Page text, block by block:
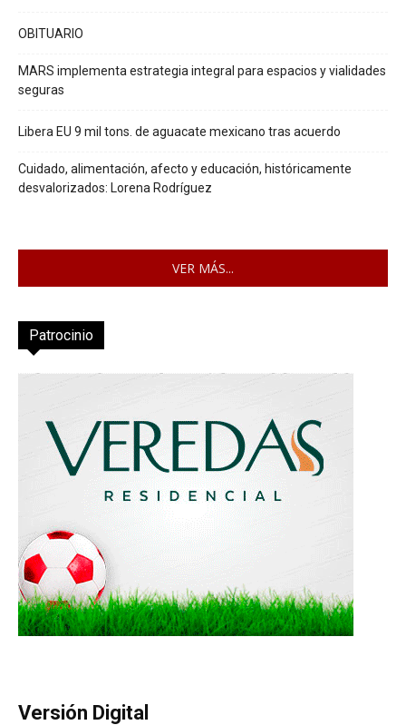
OBITUARIO
MARS implementa estrategia integral para espacios y vialidades
seguras
Libera EU 9 mil tons. de aguacate mexicano tras acuerdo
Cuidado, alimentación, afecto y educación, históricamente
desvalorizados: Lorena Rodríguez
VER MÁS...
Patrocinio
Versión Digital